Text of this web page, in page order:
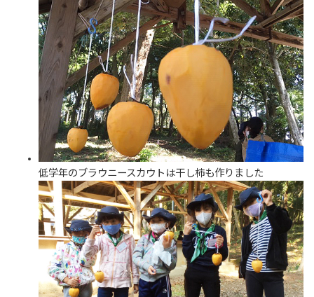
低学年のブラウニースカウトは干し柿も作りました